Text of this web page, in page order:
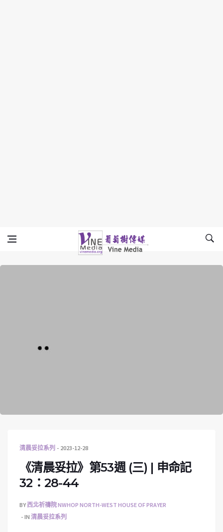
Vine Media
葡萄樹傳媒
清晨妥拉系列 2023-12-28
《清晨妥拉》第53週 (三) | 申命記
32：28-44
BY西北祈禱院 NWHOP NORTH-WEST HOUSE OF PRAYER
IN 清晨妥拉系列